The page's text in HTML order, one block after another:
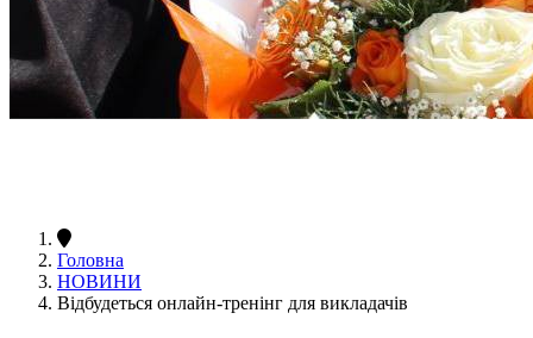
Головна
НОВИНИ
Відбудеться онлайн-тренінг для викладачів